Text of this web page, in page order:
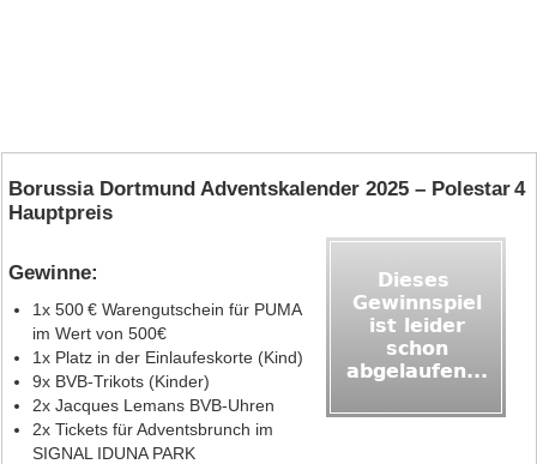
Borussia Dortmund Adventskalender 2025 – Polestar 4
Hauptpreis
Gewinne:
1x 500 € Warengutschein für PUMA
im Wert von 500€
1x Platz in der Einlaufeskorte (Kind)
9x BVB‑Trikots (Kinder)
2x Jacques Lemans BVB‑Uhren
2x Tickets für Adventsbrunch im
SIGNAL IDUNA PARK